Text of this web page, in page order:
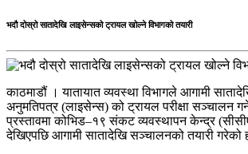
भदौ दोस्रो सातादेखि लाइसेन्सको ट्रायल खोल्ने विभागको तयारी
काठमाडौं । यातायात व्यवस्था विभागले आगामी
अनुमतिपत्र (लाइसेन्स) को ट्रायल परीक्षा सञ्चालन
प्रस्तावमा कोभिड–१९ संकट व्यवस्थापन केन्द्र
देखिएपछि आगामी सातादेखि सञ्चालनको तयारी गरेको